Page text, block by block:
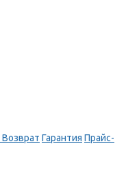
Возврат Гарантия Прайс-